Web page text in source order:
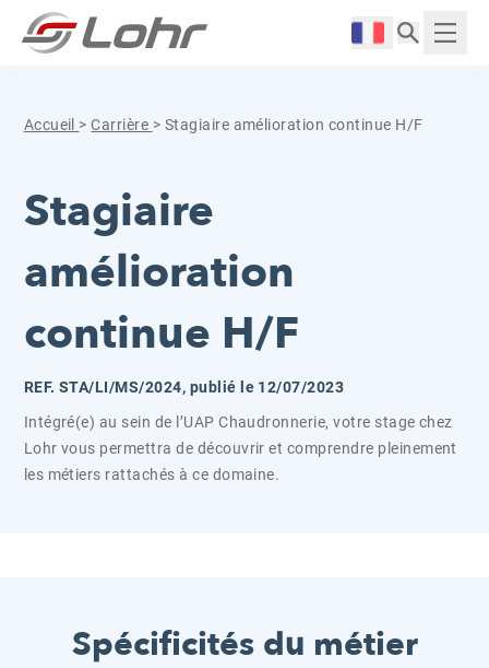
Aller directement au contenu
Langue :
Accueil >Carrière > Stagiaire amélioration continue H/F
Stagiaire
amélioration
continue H/F
REF. STA/LI/MS/2024, publié le 12/07/2023
Intégré(e) au sein de l’UAP Chaudronnerie, votre stage chez
Lohr vous permettra de découvrir et comprendre pleinement
les métiers rattachés à ce domaine.
Spécificités du métier
Panneau de gestion des cookies